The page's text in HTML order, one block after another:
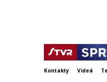
Kontakty Videá